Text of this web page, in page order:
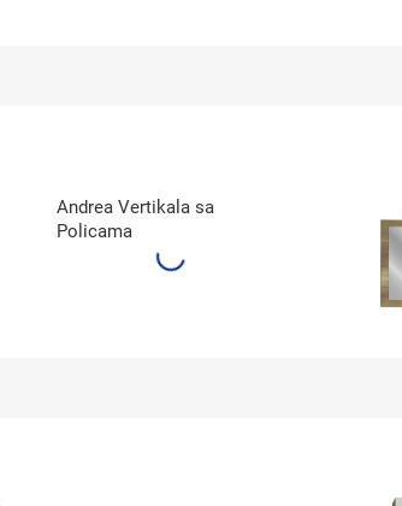
Andrea Vertikala sa
Policama